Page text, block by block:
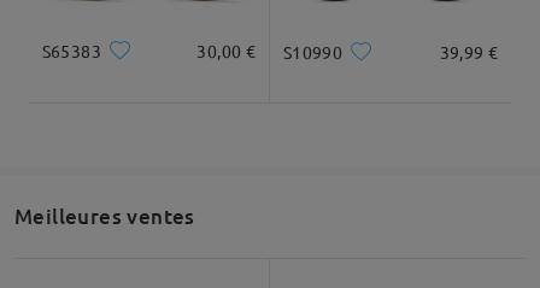
S65383 30,00 € S10990 39,99 €
Meilleures ventes